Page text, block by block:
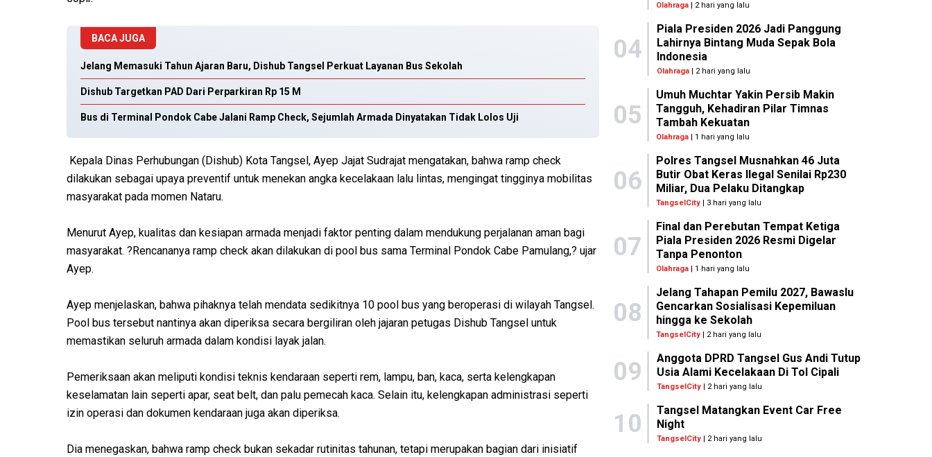
BACA JUGA
Jelang Memasuki Tahun Ajaran Baru, Dishub Tangsel Perkuat Layanan Bus Sekolah
Dishub Targetkan PAD Dari Perparkiran Rp 15 M
Bus di Terminal Pondok Cabe Jalani Ramp Check, Sejumlah Armada Dinyatakan Tidak Lolos Uji
Kepala Dinas Perhubungan (Dishub) Kota Tangsel, Ayep Jajat Sudrajat mengatakan, bahwa ramp check
dilakukan sebagai upaya preventif untuk menekan angka kecelakaan lalu lintas, mengingat tingginya mobilitas
masyarakat pada momen Nataru.
Menurut Ayep, kualitas dan kesiapan armada menjadi faktor penting dalam mendukung perjalanan aman bagi
masyarakat. ?Rencananya ramp check akan dilakukan di pool bus sama Terminal Pondok Cabe Pamulang,? ujar
Ayep.
Ayep menjelaskan, bahwa pihaknya telah mendata sedikitnya 10 pool bus yang beroperasi di wilayah Tangsel.
Pool bus tersebut nantinya akan diperiksa secara bergiliran oleh jajaran petugas Dishub Tangsel untuk
memastikan seluruh armada dalam kondisi layak jalan.
Pemeriksaan akan meliputi kondisi teknis kendaraan seperti rem, lampu, ban, kaca, serta kelengkapan
keselamatan lain seperti apar, seat belt, dan palu pemecah kaca. Selain itu, kelengkapan administrasi seperti
izin operasi dan dokumen kendaraan juga akan diperiksa.
Dia menegaskan, bahwa ramp check bukan sekadar rutinitas tahunan, tetapi merupakan bagian dari inisiatif
Olahraga | 2 hari yang lalu
04
Piala Presiden 2026 Jadi Panggung
Lahirnya Bintang Muda Sepak Bola
Indonesia
Olahraga| 2 hari yang lalu
05
Umuh Muchtar Yakin Persib Makin
Tangguh, Kehadiran Pilar Timnas
Tambah Kekuatan
Olahraga | 1 hari yang lalu
06
Polres Tangsel Musnahkan 46 Juta
Butir Obat Keras Ilegal Senilai Rp230
Miliar, Dua Pelaku Ditangkap
TangselCity | 3 hari yang lalu
07
Final dan Perebutan Tempat Ketiga
Piala Presiden 2026 Resmi Digelar
Tanpa Penonton
Olahraga | 1 hari yang lalu
08
Jelang Tahapan Pemilu 2027, Bawaslu
Gencarkan Sosialisasi Kepemiluan
hingga ke Sekolah
TangselCity | 2 hari yang lalu
09
Anggota DPRD Tangsel Gus Andi Tutup
Usia Alami Kecelakaan Di Tol Cipali
TangselCity| 2 hari yang lalu
10
Tangsel Matangkan Event Car Free
Night
TangselCity| 2 hari yang lalu